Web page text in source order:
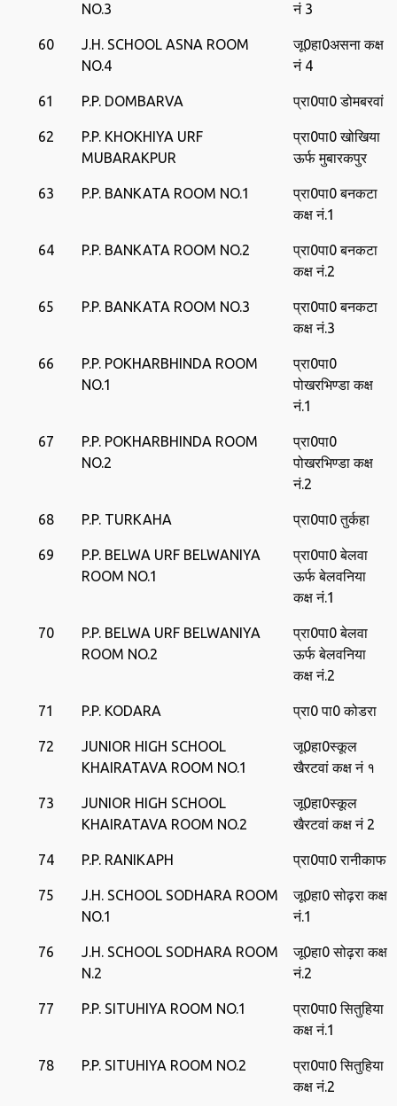
NO.3
नं 3
60
J.H. SCHOOL ASNA ROOM
NO.4
जू0हा0असना कक्ष
नं 4
61 P.P. DOMBARVA प्रा0पा0 डोमबरवां
62
P.P. KHOKHIYA URF
MUBARAKPUR
प्रा0पा0 खोखिया
ऊर्फ मुबारकपुर
63 P.P. BANKATA ROOM NO.1
प्रा0पा0 बनकटा
कक्ष नं.1
64 P.P. BANKATA ROOM NO.2
प्रा0पा0 बनकटा
कक्ष नं.2
65 P.P. BANKATA ROOM NO.3
प्रा0पा0 बनकटा
कक्ष नं.3
66
P.P. POKHARBHINDA ROOM
NO.1
प्रा0पा0
पोखरभिण्‍डा कक्ष
नं.1
67
P.P. POKHARBHINDA ROOM
NO.2
प्रा0पा0
पोखरभिण्‍डा कक्ष
नं.2
68 P.P. TURKAHA प्रा0पा0 तुर्कहा
69
P.P. BELWA URF BELWANIYA
ROOM NO.1
प्रा0पा0 बेलवा
ऊर्फ बेलवनिया
कक्ष नं.1
70
P.P. BELWA URF BELWANIYA
ROOM NO.2
प्रा0पा0 बेलवा
ऊर्फ बेलवनिया
कक्ष नं.2
71 P.P. KODARA प्रा0 पा0 कोडरा
72
JUNIOR HIGH SCHOOL
KHAIRATAVA ROOM NO.1
जू0हा0स्‍कूल
खैरटवां कक्ष नं १
73
JUNIOR HIGH SCHOOL
KHAIRATAVA ROOM NO.2
जू0हा0स्‍कूल
खैरटवां कक्ष नं 2
74 P.P. RANIKAPH प्रा0पा0 रानीकाफ
75
J.H. SCHOOL SODHARA ROOM
NO.1
जू0हा0 सोढ़रा कक्ष
नं.1
76
J.H. SCHOOL SODHARA ROOM
N.2
जू0हा0 सोढ़रा कक्ष
नं.2
77 P.P. SITUHIYA ROOM NO.1
प्रा0पा0 सितुहिया
कक्ष नं.1
78 P.P. SITUHIYA ROOM NO.2
प्रा0पा0 सितुहिया
कक्ष नं.2